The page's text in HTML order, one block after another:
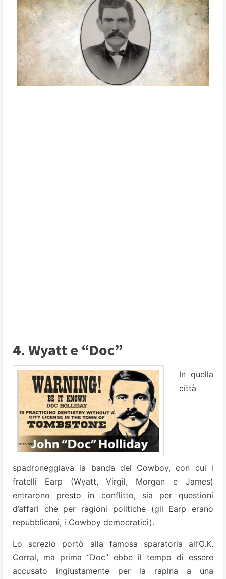
4. Wyatt e “Doc”
In quella
città
spadroneggiava la banda dei Cowboy, con cui i
fratelli Earp (Wyatt, Virgil, Morgan e James)
entrarono presto in conflitto, sia per questioni
d’affari che per ragioni politiche (gli Earp erano
repubblicani, i Cowboy democratici).
Lo screzio portò alla famosa sparatoria all’O.K.
Corral, ma prima “Doc” ebbe il tempo di essere
accusato ingiustamente per la rapina a una